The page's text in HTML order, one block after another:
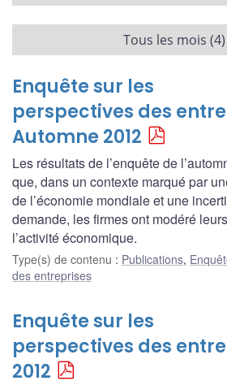
Tous les mois (4)
Enquête sur les
perspectives des
Automne 2012
Les résultats de l’enquête de
que, dans un contexte marqué par
de l’économie mondiale et une
demande, les firmes ont modéré
l’activité économique.
Type(s) de contenu : Publications,
des entreprises
Enquête sur les
perspectives des
2012